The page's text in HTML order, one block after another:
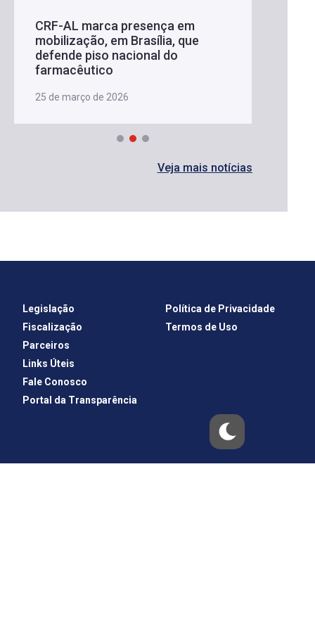
CRF-AL marca presença em
mobilização, em Brasília, que
defende piso nacional do
farmacêutico
25 de março de 2026
Veja mais notícias
Legislação
Fiscalização
Parceiros
Links Úteis
Fale Conosco
Portal da Transparência
Política de Privacidade
Termos de Uso